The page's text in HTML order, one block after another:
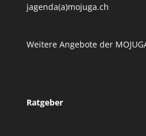
jagenda(a)mojuga.ch
Weitere Angebote der
Ratgeber